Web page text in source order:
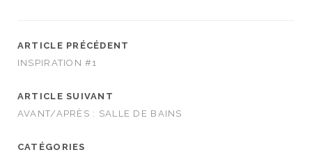
ARTICLE PRÉCÉDENT
INSPIRATION #1
ARTICLE SUIVANT
AVANT/APRÈS : SALLE DE BAINS
CATÉGORIES